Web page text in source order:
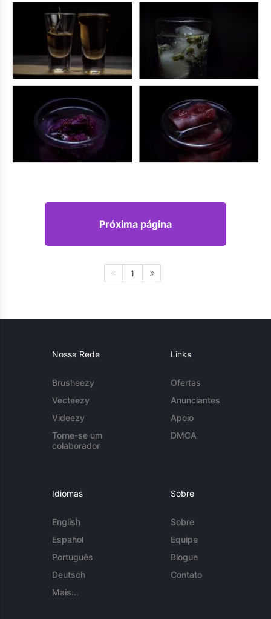
Próxima página
1
Nossa Rede
Brusheezy
Vecteezy
Videezy
Torne-se um
colaborador
Links
Ofertas
Anunciantes
Apoio
DMCA
Idiomas
English
Español
Português
Deutsch
Mais...
Sobre
Sobre
Equipe
Blogue
Contato